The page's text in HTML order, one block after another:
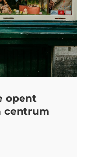
opent
centrum